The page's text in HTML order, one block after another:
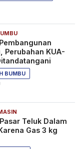
di Belitung
Diringkus Polisi
yang lalu
Barat
Penyalahgunaan
Pelaku dan
Bukti
Perubahan KUA-
BUMBU
Teluk Dalam
Gas 3 kg